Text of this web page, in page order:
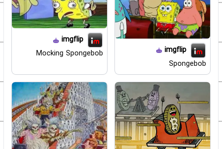
imgflip
Spongebob
imgflip
Mocking Spongebob